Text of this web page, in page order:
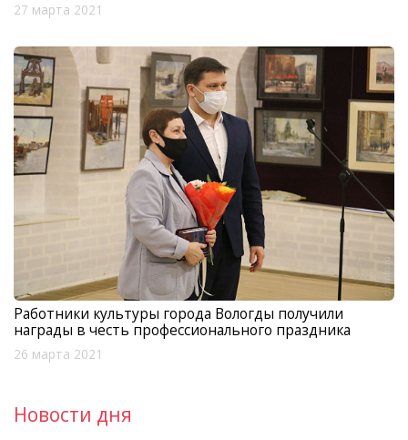
27 марта 2021
Работники культуры города Вологды получили
награды в честь профессионального праздника
26 марта 2021
Новости дня